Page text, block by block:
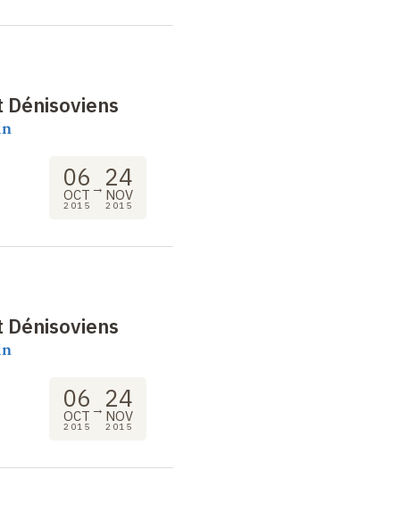
06
OCT
2015
→ 24
NOV
2015
06
OCT
2015
→ 24
NOV
2015